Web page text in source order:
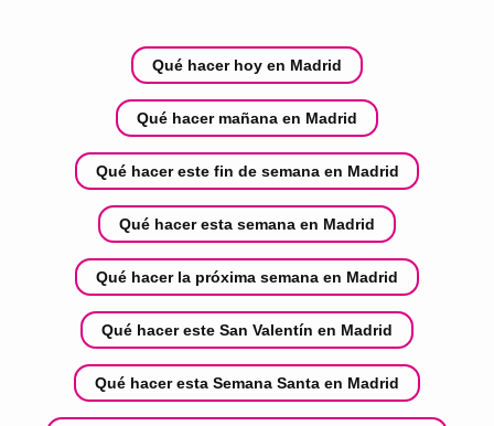
Qué hacer hoy en Madrid
Qué hacer mañana en Madrid
Qué hacer este fin de semana en Madrid
Qué hacer esta semana en Madrid
Qué hacer la próxima semana en Madrid
Qué hacer este San Valentín en Madrid
Qué hacer esta Semana Santa en Madrid